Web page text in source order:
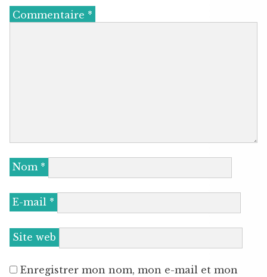
Commentaire *
Nom *
E-mail *
Site web
Enregistrer mon nom, mon e-mail et mon